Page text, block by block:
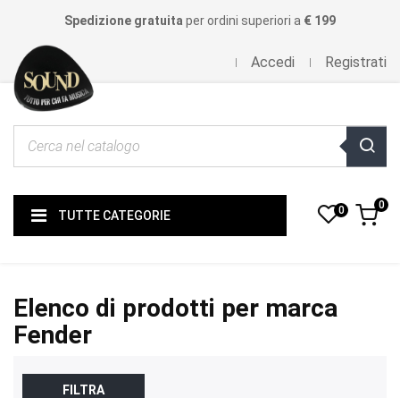
Spedizione gratuita per ordini superiori a € 199
Accedi Registrati
TUTTE CATEGORIE 0 0
Elenco di prodotti per marca
Fender
FILTRA